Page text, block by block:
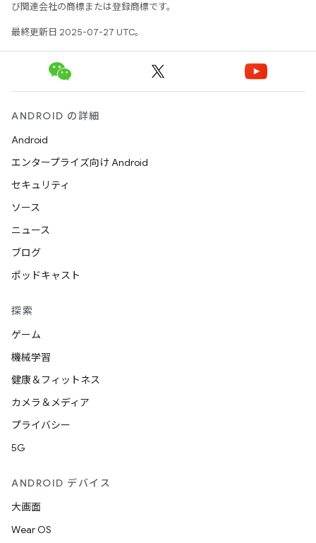
び関連会社の商標または登録商標です。
最終更新日 2025-07-27 UTC。
ANDROID の詳細
Android
エンタープライズ向け Android
セキュリティ
ソース
ニュース
ブログ
ポッドキャスト
探索
ゲーム
機械学習
健康＆フィットネス
カメラ＆メディア
プライバシー
5G
ANDROID デバイス
大画面
Wear OS